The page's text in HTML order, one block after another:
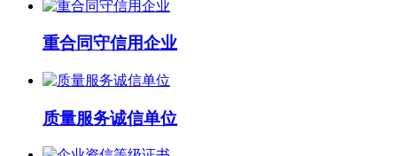
重合同守信用企业
质量服务诚信单位